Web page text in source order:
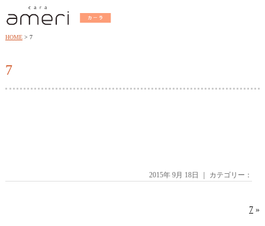
HOME 7
7
2015年 9月 18日 ｜ カテゴリー：
7 »